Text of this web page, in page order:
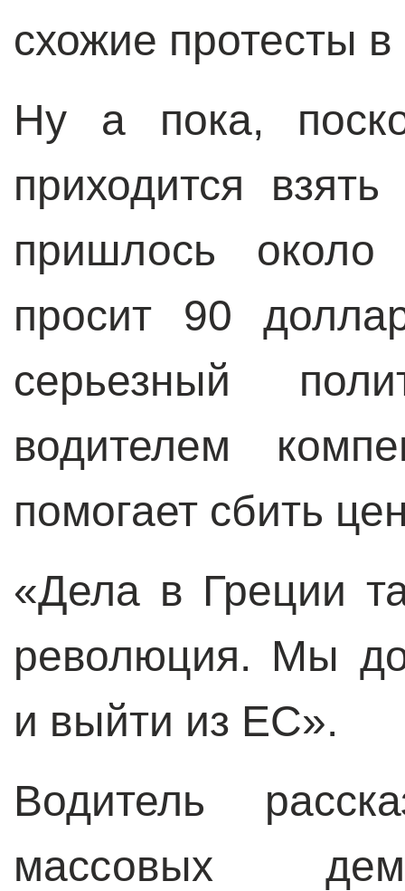
схожие протесты
Ну а пока,
приходится
пришлось около
просит 90
серьезный
водителем
помогает сбить
«Дела в Греции
революция. Мы
и выйти из ЕС».
Водитель
массовых